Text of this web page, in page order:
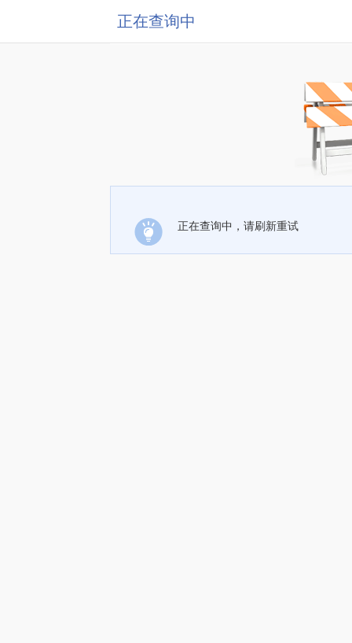
正在查询中
正在查询中，请刷新重试